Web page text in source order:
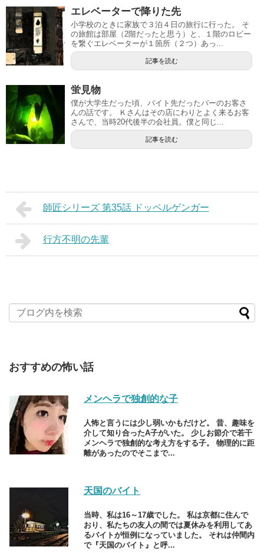
エレベーターで降りた先
小学校のときに家族で３泊４日の旅行に行った。 そ
の旅館は部屋（2階だったと思う）と、１階のロビー
を繋ぐエレベーターが１箇所（２つ）あっ...
記事を読む
蛍見物
僕が大学生だった頃、バイト先だったバーのお客さ
んの話です。 Ｋさんはその店にわりとよく来るお客
さんで、当時20代後半の会社員。僕と同じ...
記事を読む
師匠シリーズ 第35話 ドッペルゲンガー
行方不明の先輩
おすすめの怖い話
メンヘラで独創的な子
人怖と言うには少し弱いかもだけど。 昔、趣味を
介して知り合ったA子がいた。 少しお節介で若干
メンヘラで独創的な考え方をする子。 物理的に距
離があったのでそこまで...
天国のバイト
当時、私は16～17歳でした。 私は京都に住んで
おり、私たちの友人の間では夏休みを利用してあ
るバイトが恒例になっていました。 それは仲間内
で『天国のバイト』と呼...